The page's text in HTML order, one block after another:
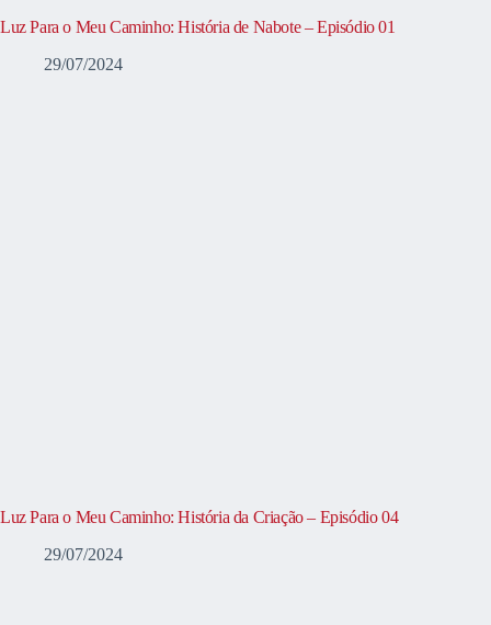
Luz Para o Meu Caminho: História de Nabote – Episódio 01
29/07/2024
Luz Para o Meu Caminho: História da Criação – Episódio 04
29/07/2024